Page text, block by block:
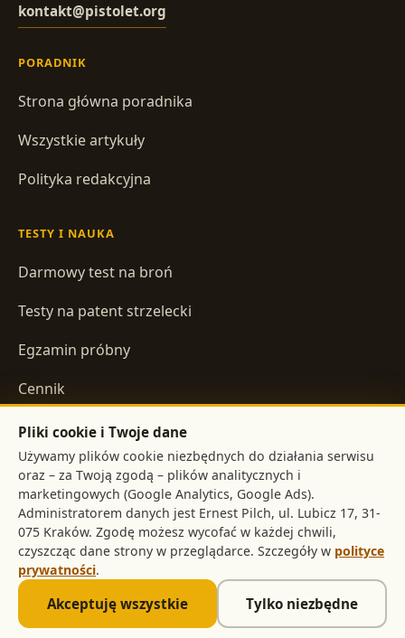
kontakt@pistolet.org
PORADNIK
Strona główna poradnika
Wszystkie artykuły
Polityka redakcyjna
TESTY I NAUKA
Darmowy test na broń
Testy na patent strzelecki
Egzamin próbny
Cennik
INFORMACJE
Regulamin
Polityka prywatności
©
. Treści mają charakter informacyjny i nie
stanowią porady prawnej.
Pliki cookie i Twoje dane
Używamy plików cookie niezbędnych do działania serwisu
oraz – za Twoją zgodą – plików analitycznych i
marketingowych (Google Analytics, Google Ads).
Administratorem danych jest
,
. Zgodę możesz wycofać w każdej chwili,
czyszcząc dane strony w przeglądarce. Szczegóły w polityce
prywatności.
Akceptuję wszystkie Tylko niezbędne